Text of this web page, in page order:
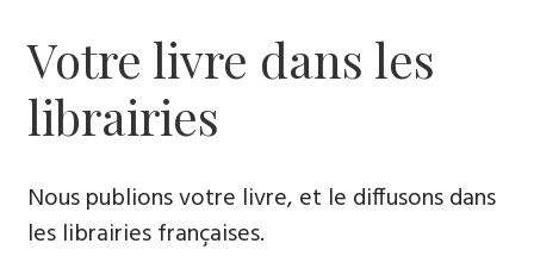
Votre livre dans les
librairies
Nous publions votre livre, et le diffusons dans
les librairies françaises​.